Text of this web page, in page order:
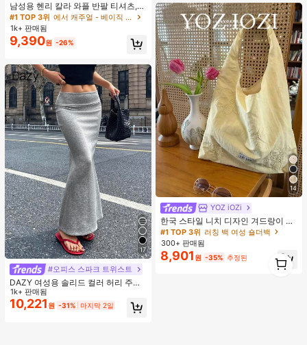
남성용 헨리 칼라 와플 반팔 티셔츠,
가볍고 통기성이 좋은 기본 티, 미국
미니멀리스트 스타일, 모든 계절에 적
합
#1 TOP 3위
에서 캐주얼 - 베이직 남성 상의
1k+ 판매됨
9,390원 -26%
17
#오피스 스파크 트위스트
DAZY 여성용 솔리드 컬러 허리 주름
우아한 인어 스커트 여름
1k+ 판매됨
10,221 원 -31% 마지막 2일
14
YOZ iOZi
한국 스타일 니치 디자인 겨드랑이 숄
더백, 다용도 패션 부드러운 여름 숄더
토트백 여성용,
#1 TOP 3위 러칭 백 여성 숄더백
거의 매진!
#1 TOP 3위 러칭 백 여성 숄더백
거의 매진!
#1 TOP 3위 러칭 백 여성 숄더백
거의 매진!
#1 TOP 3위 러칭 백 여성 숄더백
300+ 판매됨
8,901 원 -35% 추정된
1